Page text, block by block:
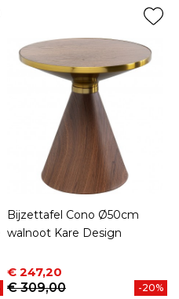
Bijzettafel Cono Ø50cm
walnoot Kare Design
Prijs
€ 247,20
Normale prijs
€ 309,00
-20%